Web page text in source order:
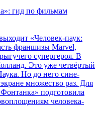
гид по фильмам
«Человек-паук:
франшизы Marvel,
супергероя. В
Это уже четвёртый
Но до него сине-
множество раз. Для
подготовила
человека-